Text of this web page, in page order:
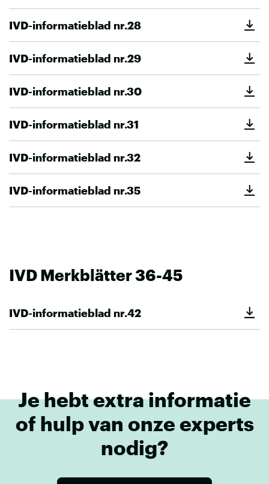
IVD-informatieblad nr.28
IVD-informatieblad nr.29
IVD-informatieblad nr.30
IVD-informatieblad nr.31
IVD-informatieblad nr.32
IVD-informatieblad nr.35
IVD Merkblätter 36-45
IVD-informatieblad nr.42
Je hebt extra informatie
of hulp van onze experts
nodig?